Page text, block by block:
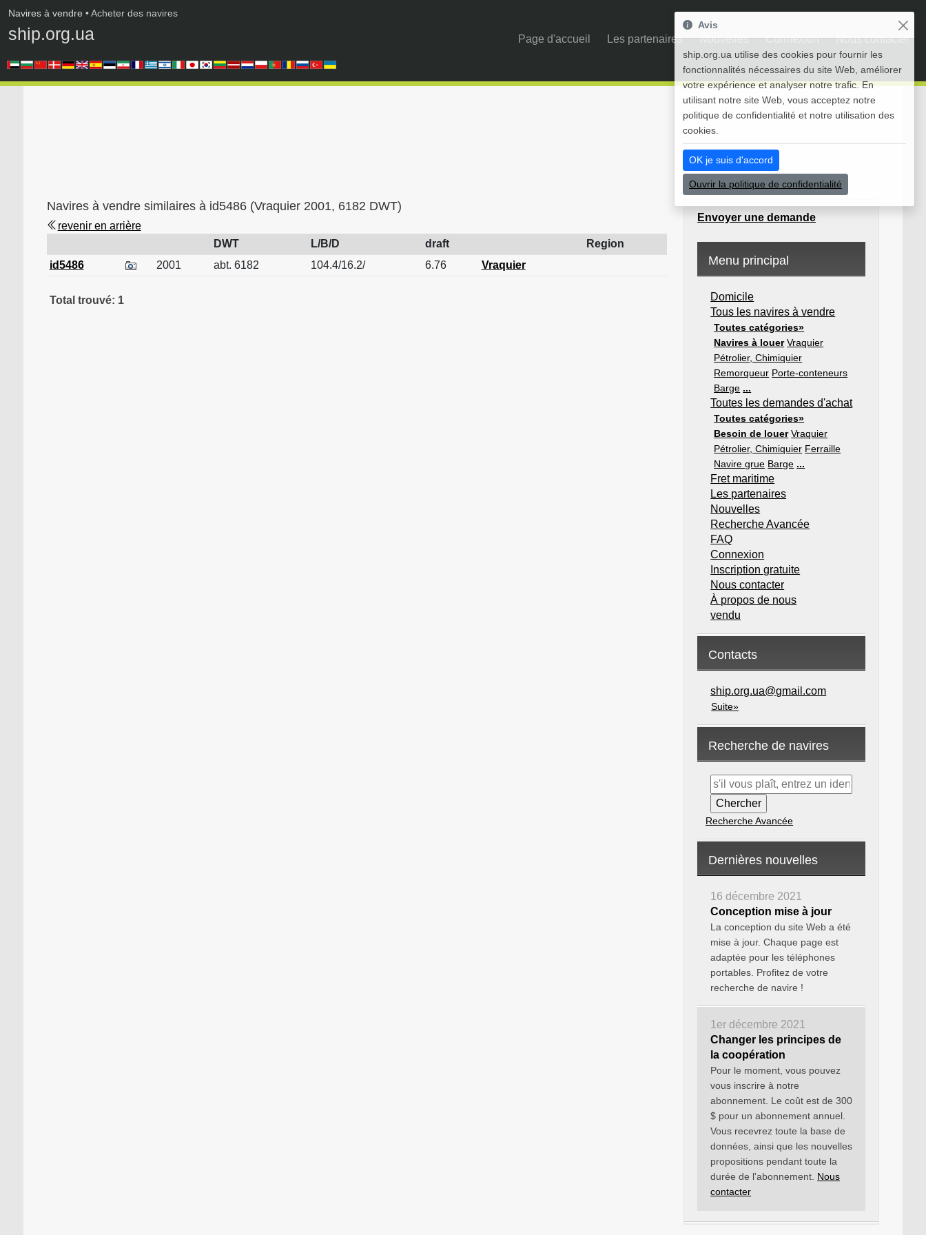
Navires à vendre • Acheter des navires
ship.org.ua Page d'accueil Les partenaires Nouvelles Connexion Nous contacter
Navires à vendre similaires à id5486 (Vraquier 2001, 6182 DWT)
revenir en arrière
DWT
L/B/D draft
Region
id5486
2001 abt. 6182 104.4/16.2/ 6.76 Vraquier
Total trouvé: 1
Envoyer une demande
Menu principal
Domicile
Tous les navires à vendre
Toutes catégories»
Navires à louer Vraquier
Pétrolier, Chimiquier
Remorqueur Porte-conteneurs
Barge ...
Toutes les demandes d'achat
Toutes catégories»
Besoin de louer Vraquier
Pétrolier, Chimiquier Ferraille
Navire grue Barge ...
Fret maritime
Les partenaires
Nouvelles
Recherche Avancée
FAQ
Connexion
Inscription gratuite
Nous contacter
À propos de nous
vendu
Contacts
ship.org.ua@gmail.com
Suite»
Recherche de navires
Recherche Avancée
Dernières nouvelles
16 décembre 2021
Conception mise à jour
La conception du site Web a été
mise à jour. Chaque page est
adaptée pour les téléphones
portables. Profitez de votre
recherche de navire !
1er décembre 2021
Changer les principes de
la coopération
Pour le moment, vous pouvez
vous inscrire à notre
abonnement. Le coût est de 300
$ pour un abonnement annuel.
Vous recevrez toute la base de
données, ainsi que les nouvelles
propositions pendant toute la
durée de l'abonnement. Nous
contacter
Avis
ship.org.ua utilise des cookies pour fournir les
fonctionnalités nécessaires du site Web, améliorer
votre expérience et analyser notre trafic. En
utilisant notre site Web, vous acceptez notre
politique de confidentialité et notre utilisation des
cookies.
OK je suis d'accord
Ouvrir la politique de confidentialité